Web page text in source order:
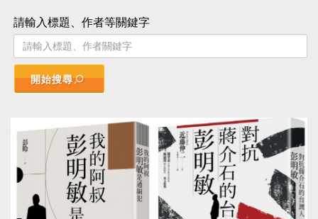
請輸入標題、作者等關鍵字
開始搜尋